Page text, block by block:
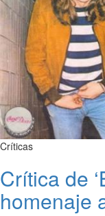
Críticas
Crítica de
homenaje